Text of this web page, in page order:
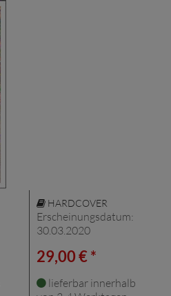
HARDCOVER
Erscheinungsdatum:
30.03.2020
29,00 € *
lieferbar innerhalb